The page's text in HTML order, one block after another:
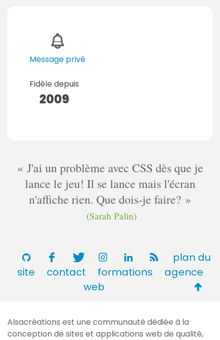
Message privé
Fidèle depuis
2009
J'ai un problème avec CSS dès que je
lance le jeu! Il se lance mais l'écran
n'affiche rien. Que dois-je faire?
(Sarah Palin)
plan du
site
contact formations
agence
web
de
Alsacréations est une communauté dédiée à la
conception de sites et applications web de qualité,